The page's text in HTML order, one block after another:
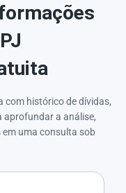
com histórico de dívidas,
aprofundar a análise,
uma consulta sob